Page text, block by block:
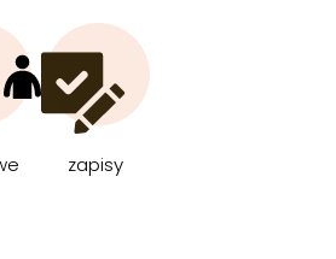
zapisy